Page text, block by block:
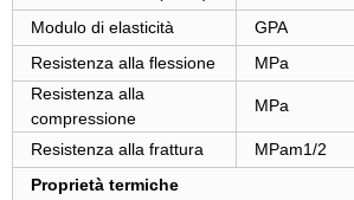
Modulo di elasticità
GPA
Resistenza alla flessione
MPa
Resistenza alla
compressione
MPa
Resistenza alla frattura MPam1/2
Proprietà termiche